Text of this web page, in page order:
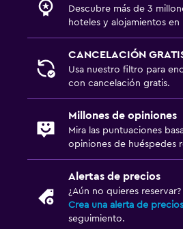
Descubre más de 3
hoteles y alojamientos en
CANCELACIÓN
Usa nuestro filtro para
con cancelación gratis.
Millones de opiniones
Mira las puntuaciones
opiniones de huéspedes
Alertas de precios
¿Aún no quieres reservar?
Crea una alerta de precios
seguimiento.